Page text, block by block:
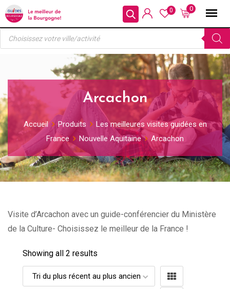
Skip
to
content
0
0
Recherche
produits
Arcachon
Accueil Produits
Les meilleures visites guidées en
France
Nouvelle Aquitaine Arcachon
Visite d’Arcachon avec un guide-conférencier du Ministère
de la Culture- Choisissez le meilleur de la France !
Showing all 2 results